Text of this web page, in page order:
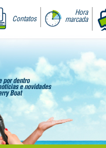
Contatos
Hora
marcada